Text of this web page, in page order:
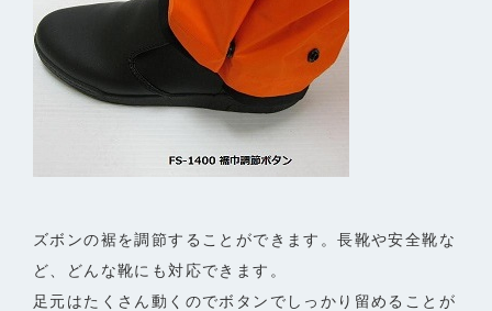
ズボンの裾を調節することができます。長靴や安全靴な
ど、どんな靴にも対応できます。
足元はたくさん動くのでボタンでしっかり留めることが